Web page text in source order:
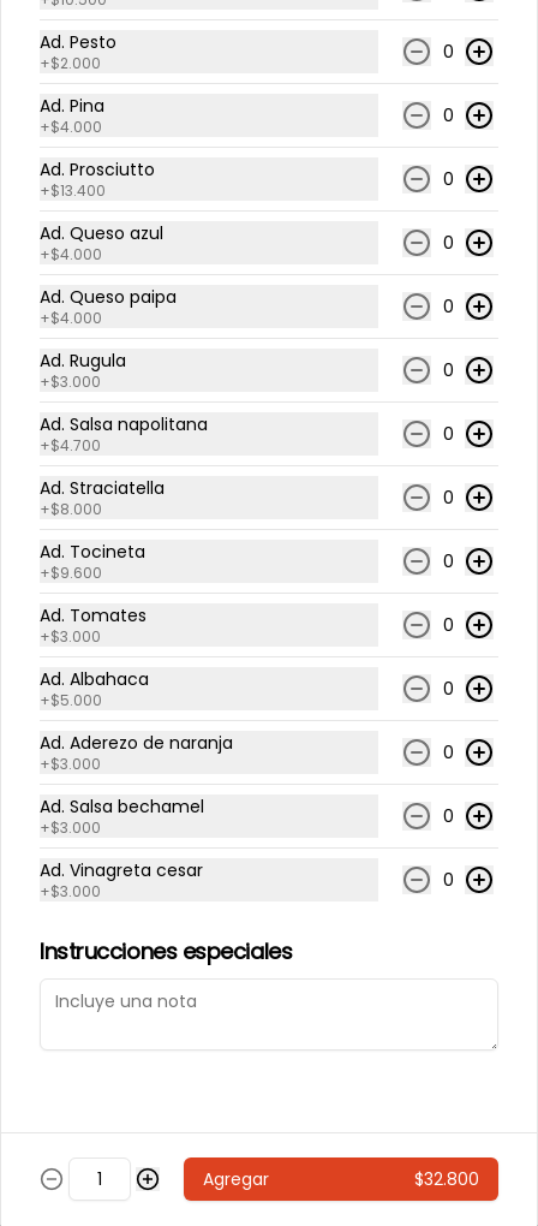
ad.aceite oliva
ad.bocconcini
$6.700
ad.hot honey
ad.jamon ahumado
Ad. Pesto
+$2.000 0
Ad. Pina
+$4.000 0
Ad. Prosciutto
+$13.400 0
Ad. Queso azul
+$4.000 0
Ad. Queso paipa
+$4.000 0
Ad. Rugula
+$3.000 0
Ad. Salsa napolitana
+$4.700 0
Ad. Straciatella
+$8.000 0
Ad. Tocineta
+$9.600 0
Ad. Tomates
+$3.000 0
Ad. Albahaca
+$5.000 0
Ad. Aderezo de naranja
+$3.000 0
Ad. Salsa bechamel
+$3.000 0
Ad. Vinagreta cesar
+$3.000 0
Instrucciones especiales
Agregar $32.800